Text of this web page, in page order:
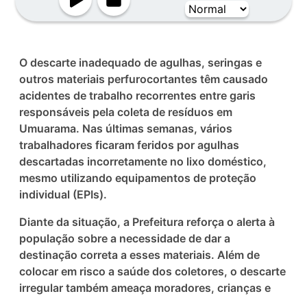
O descarte inadequado de agulhas, seringas e
outros materiais perfurocortantes têm causado
acidentes de trabalho recorrentes entre garis
responsáveis pela coleta de resíduos em
Umuarama. Nas últimas semanas, vários
trabalhadores ficaram feridos por agulhas
descartadas incorretamente no lixo doméstico,
mesmo utilizando equipamentos de proteção
individual (EPIs).
Diante da situação, a Prefeitura reforça o alerta à
população sobre a necessidade de dar a
destinação correta a esses materiais. Além de
colocar em risco a saúde dos coletores, o descarte
irregular também ameaça moradores, crianças e